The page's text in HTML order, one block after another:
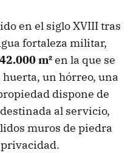
en el siglo XVIII tras
fortaleza militar,
m²en la que se
un hórreo, una
dispone de
al servicio,
muros de piedra